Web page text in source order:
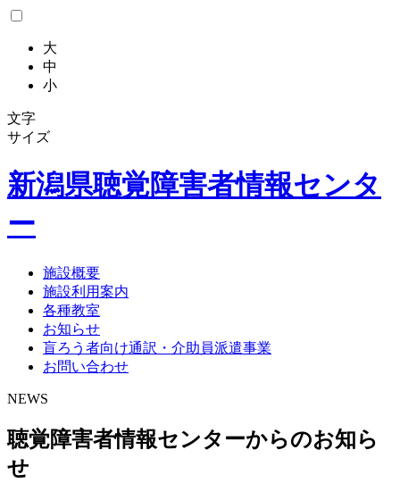
大
中
小
文字
サイズ
新潟県聴覚障害者情報センタ
ー
施設概要
施設利用案内
各種教室
お知らせ
盲ろう者向け通訳・介助員派遣事業
お問い合わせ
NEWS
聴覚障害者情報センターからのお知ら
せ